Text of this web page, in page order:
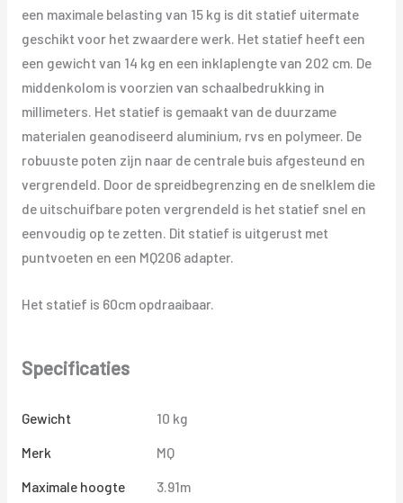
een maximale belasting van 15 kg is dit statief uitermate
geschikt voor het zwaardere werk. Het statief heeft een
een gewicht van 14 kg en een inklaplengte van 202 cm. De
middenkolom is voorzien van schaalbedrukking in
millimeters. Het statief is gemaakt van de duurzame
materialen geanodiseerd aluminium, rvs en polymeer. De
robuuste poten zijn naar de centrale buis afgesteund en
vergrendeld. Door de spreidbegrenzing en de snelklem die
de uitschuifbare poten vergrendeld is het statief snel en
eenvoudig op te zetten. Dit statief is uitgerust met
puntvoeten en een MQ206 adapter.
Het statief is 60cm opdraaibaar.
Specificaties
Gewicht
10 kg
Merk
MQ
Maximale hoogte
3.91m